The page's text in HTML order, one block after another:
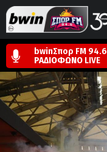
bwinΣπορ FM 94.6
ΡΑΔΙΟΦΩΝΟ LIVE